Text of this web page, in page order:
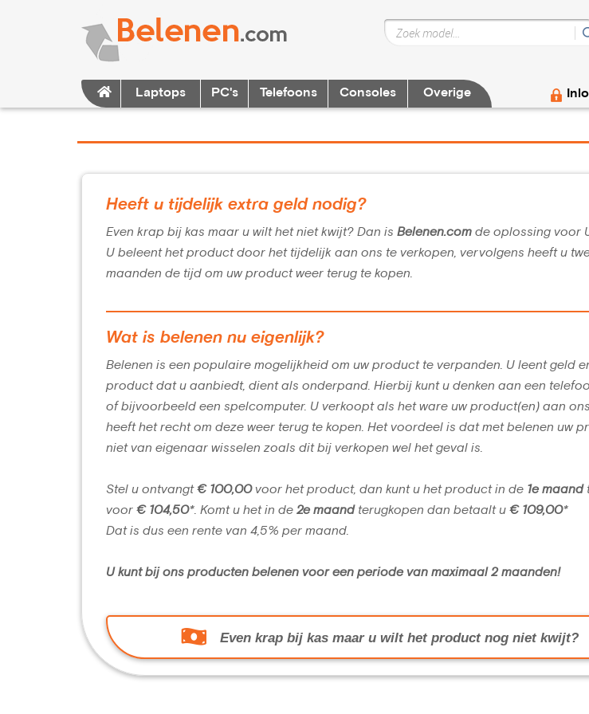
Laptops PC's Telefoons Consoles Overige
Heeft u tijdelijk extra geld nodig?
Even krap bij kas maar u wilt het niet kwijt? Dan is Belenen.com de oplossing voor
U beleent het product door het tijdelijk aan ons te verkopen, vervolgens heeft u
maanden de tijd om uw product weer terug te kopen.
Wat is belenen nu eigenlijk?
Belenen is een populaire mogelijkheid om uw product te verpanden. U leent geld
product dat u aanbiedt, dient als onderpand. Hierbij kunt u denken aan een
of bijvoorbeeld een spelcomputer. U verkoopt als het ware uw product(en) aan
heeft het recht om deze weer terug te kopen. Het voordeel is dat met belenen uw
niet van eigenaar wisselen zoals dit bij verkopen wel het geval is.
Stel u ontvangt € 100,00voor het product, dan kunt u het product in de 1e maand
voor € 104,50*. Komt u het in de 2e maand terugkopen dan betaalt u € 109,00*
Dat is dus een rente van 4,5% per maand.
U kunt bij ons producten belenen voor een periode van maximaal 2 maanden!
Even krap bij kas maar u wilt het product nog niet kwijt?